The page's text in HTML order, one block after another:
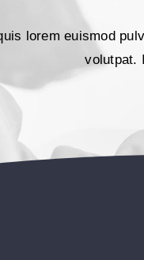
lorem euismod
volutpat.